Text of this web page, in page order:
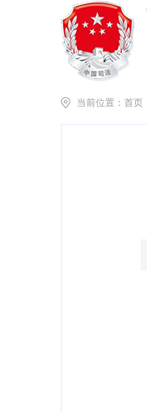
当前位置： 首页